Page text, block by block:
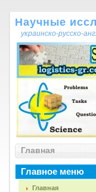
Научные
украинско-русско-
Главная
Главное меню
Главная